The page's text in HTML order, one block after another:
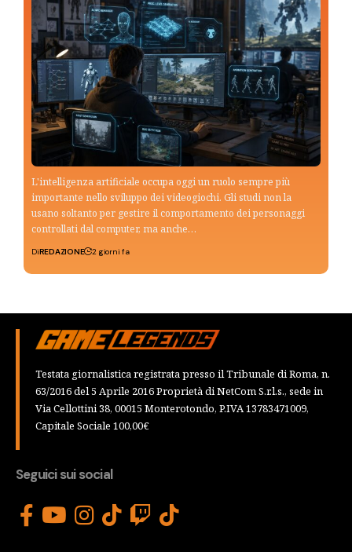
L'intelligenza artificiale occupa oggi un ruolo sempre più
importante nello sviluppo dei videogiochi. Gli studi non la
usano soltanto per gestire il comportamento dei personaggi
controllati dal computer, ma anche…
DiREDAZIONE 2 giorni fa
Testata giornalistica registrata presso il Tribunale di Roma, n.
63/2016 del 5 Aprile 2016 Proprietà di NetCom S.r.l.s., sede in
Via Cellottini 38, 00015 Monterotondo, P.IVA 13783471009,
Capitale Sociale 100,00€
Seguici sui social